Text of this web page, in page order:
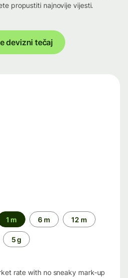
propustiti najnovije vijesti.
devizni tečaj
1 m 6 m 12 m
5 g
rate with no sneaky mark-up